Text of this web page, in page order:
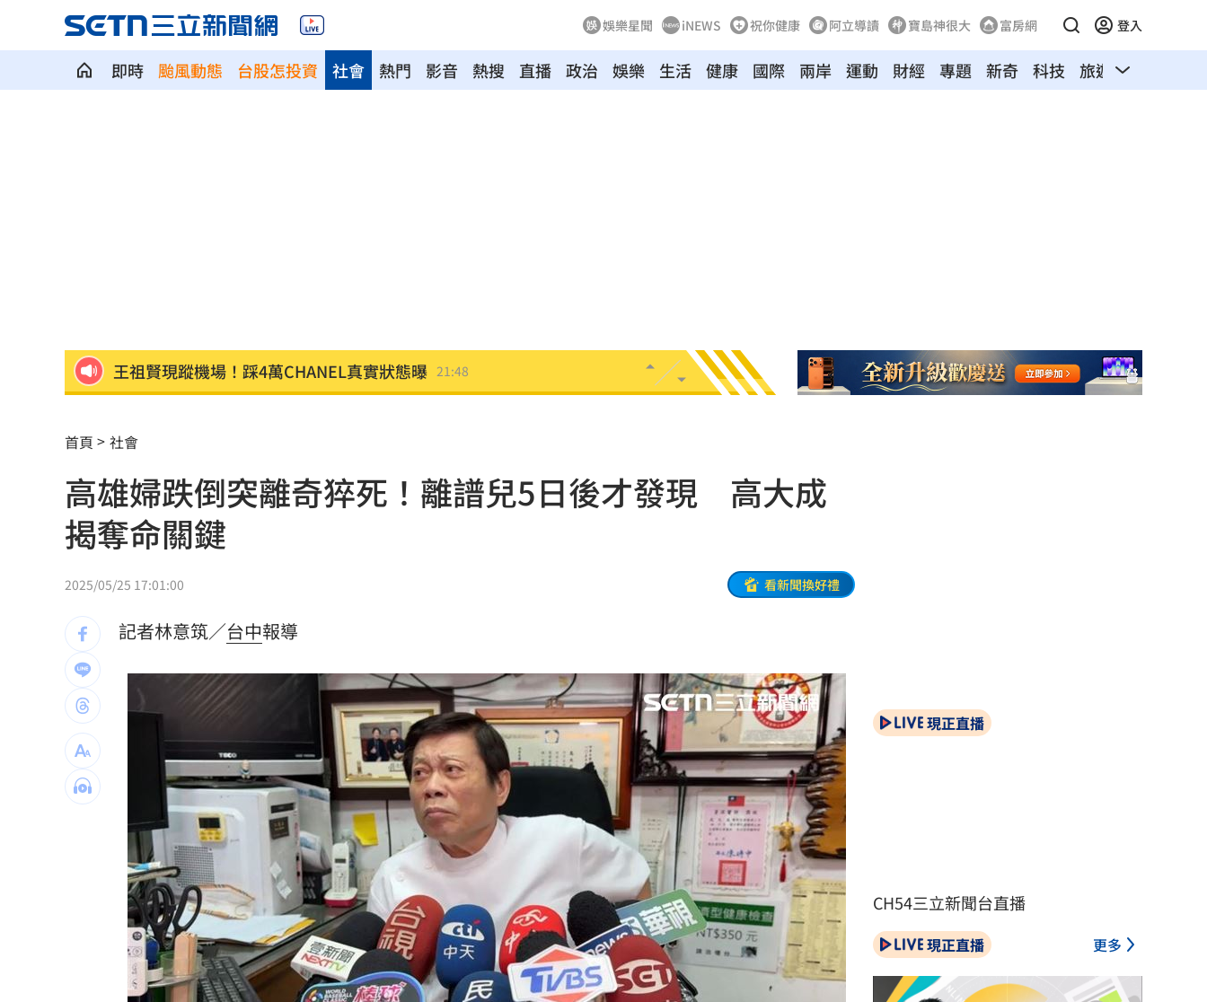
娛樂星聞 iNEWS 祝你健康 阿立導讀 寶島神很大 富房網 登入
即時 颱風動態 台股怎投資 熱門 影音 熱搜 直播 政治
社會 娛樂 生活 健康 國際 兩岸 運動 財經 專題 新奇 科技 旅遊 汽車
王祖賢現蹤機場！踩4萬CHANEL真實狀態曝 21:48
射頻器材全卡關 他：NCC卡越久越多人受害
新／美股開盤費半下挫 台指期失守44000點 21:42
黃禎憲診所挺蔣舊照遭出征！老病患不忍了
陳傑憲炸裂2分砲 統一狂掃13安痛宰味全
偷吃人妻挨告 小王反控她是時間管理大師
知名YouTuber命喪喬治亞 死因曝光 21:26
臉還要再動刀？王彩樺突爆：最後一次了 21:21
中國製路由器資安漏洞！逾20設備藏後門 21:18
IU社群發前男友 韓網替她抱不平：該避嫌 21:17
二手菸超毒！她陪夫看病 意外查出肺腺癌 21:13
NCC無委員唱獨立空城計 iPhone 18照登台 21:10
詐慈濟10億！律師驚揭陳時中『根本先知』 21:10
台灣彩券開獎直播中 20:31
首頁 社會
高雄婦跌倒突離奇猝死！離譜兒5日後才發現 高大成
揭奪命關鍵
2025/05/25 17:01:00 看新聞換好禮
記者林意筑／台中報導
現正直播
CH54三立新聞台直播
現正直播 更多